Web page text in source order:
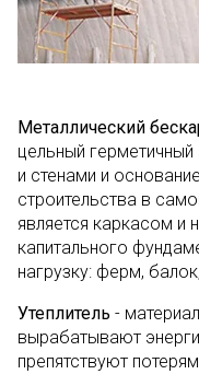
Металлический
цельный
и стенами и
строительства в
является каркасом и
капитального
нагрузку: ферм,
Утеплитель -
вырабатывают
препятствуют